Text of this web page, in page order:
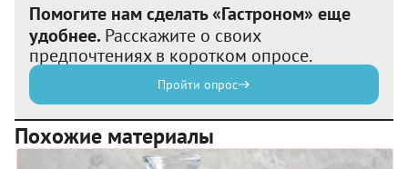
Помогите нам сделать «Гастроном» еще
удобнее. Расскажите о своих
предпочтениях в коротком опросе.
Пройти опрос
Похожие материалы